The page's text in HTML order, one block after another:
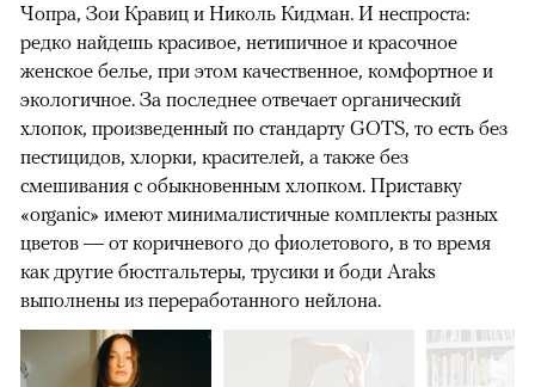
Чопра, Зои Кравиц и Николь Кидман. И неспроста:
редко найдешь красивое, нетипичное и красочное
женское белье, при этом качественное, комфортное и
экологичное. За последнее отвечает органический
хлопок, произведенный по стандарту GOTS, то есть без
пестицидов, хлорки, красителей, а также без
смешивания с обыкновенным хлопком. Приставку
«organic» имеют минималистичные комплекты разных
цветов — от коричневого до фиолетового, в то время
как другие бюстгальтеры, трусики и боди Araks
выполнены из переработанного нейлона.